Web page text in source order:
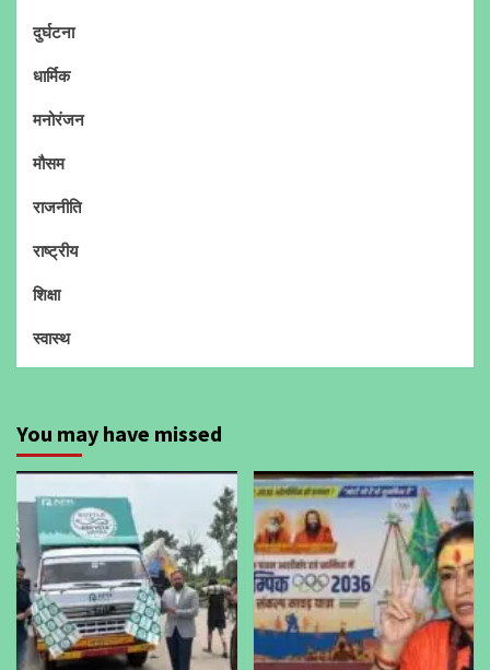
दुर्घटना
धार्मिक
मनोरंजन
मौसम
राजनीति
राष्ट्रीय
शिक्षा
स्वास्थ
You may have missed